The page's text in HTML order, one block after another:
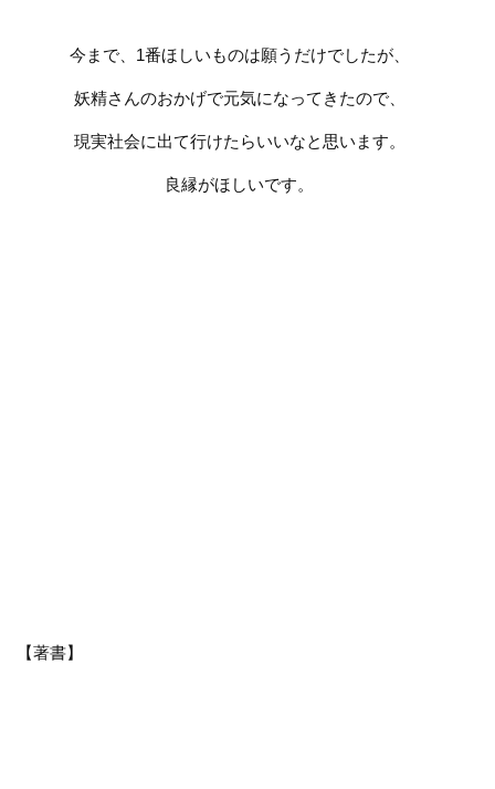
今まで、 1番ほしいものは願うだけでしたが、
妖精さんのおかげで元気になってきたので、
現実社会に出て行けたらいいなと思います。
良縁がほしいです。
【著書】